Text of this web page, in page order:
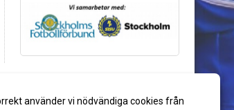
använder vi nödvändiga cookies från